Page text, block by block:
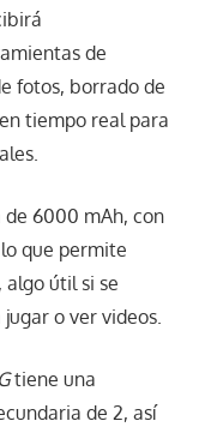
de
fotos, borrado de
tiempo real para
6000 mAh, con
que permite
útil si se
o ver videos.
tiene una
de 2, así